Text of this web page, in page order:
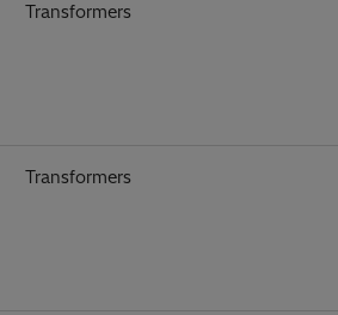
Transformers
Transformers